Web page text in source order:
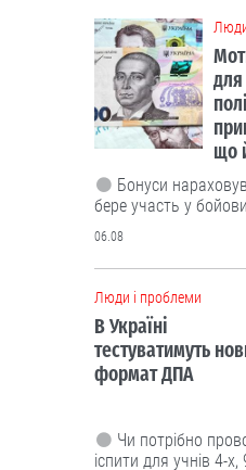
для
що
Бонуси
бере участь у
06.08
Люди і проблеми
В Україні
тестуватимуть
формат ДПА
Чи потрібно
іспити для учнів 4-х,